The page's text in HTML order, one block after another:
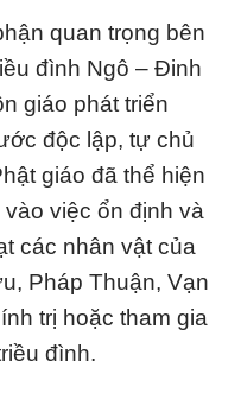
quan trọng bên
đình Ngô – Đinh
giáo phát triển
độc lập, tự chủ
giáo đã thể hiện
việc ổn định và
các nhân vật của
Pháp Thuận, Vạn
trị hoặc tham gia
đình.